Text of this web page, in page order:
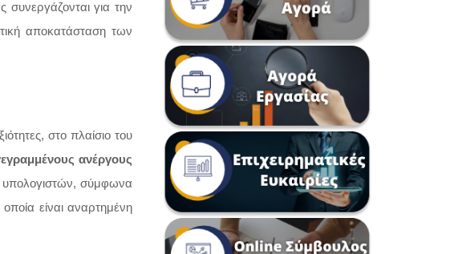
για την
αποκατάσταση των
στο πλαίσιο του
ανέργους
υπολογιστών, σύμφωνα
είναι αναρτημένη